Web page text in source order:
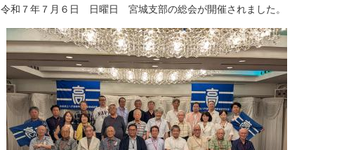
令和７年７月６日 日曜日 宮城支部の総会が開催されました。